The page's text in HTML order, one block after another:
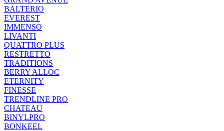
BALTERIO
EVEREST
IMMENSO
LIVANTI
QUATTRO PLUS
RESTRETTO
TRADITIONS
BERRY ALLOC
ETERNITY
FINESSE
TRENDLINE PRO
CHATEAU
BINYLPRO
BONKEEL